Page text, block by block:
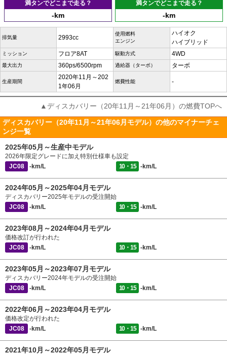
満タンでどこまで走る？
-km
満タンでどこまで走る？
-km
排気量 2993cc
使用燃料
エンジン
ハイオク
ハイブリッド
ミッション フロア8AT 駆動方式 4WD
最大出力 360ps/6500rpm 過給器（ターボ） ターボ
生産期間
2020年11月～202
1年06月
燃費性能 -
▲ディスカバリー（20年11月～21年06月）の燃費TOPへ
ディスカバリー（20年11月～21年06月モデル）の他のマイナーチェ
ンジ一覧
2025年05月～生産中モデル
2026年限定グレードに加え特別仕様車も設定
JC08
-km/L 10・15 -km/L
2024年05月～2025年04月モデル
ディスカバリー2025年モデルの受注開始
JC08
-km/L 10・15 -km/L
2023年08月～2024年04月モデル
価格改訂が行われた
JC08
-km/L 10・15 -km/L
2023年05月～2023年07月モデル
ディスカバリー2024年モデルの受注開始
JC08
-km/L 10・15 -km/L
2022年06月～2023年04月モデル
価格改定が行われた
JC08
-km/L 10・15 -km/L
2021年10月～2022年05月モデル